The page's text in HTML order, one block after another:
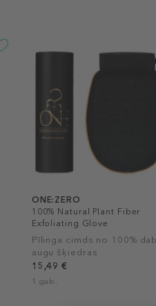
ONE:ZERO
100% Natural Plant Fiber
Exfoliating Glove
Pīlinga cimds no 100%
augu šķiedras
15,49 €
1 gab.